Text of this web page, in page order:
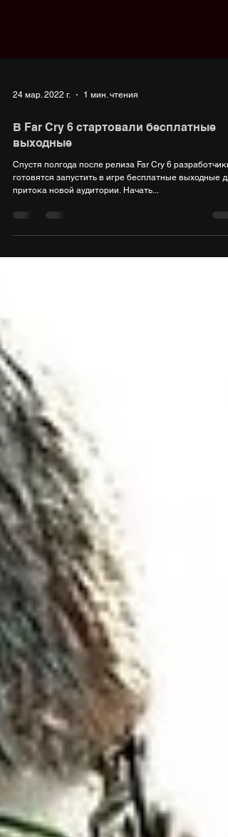
24 мар. 2022 г. 1 мин. чтения
В Far Cry 6 стартовали бесплатные
выходные
готовятся запустить в игре бесплатные выходные